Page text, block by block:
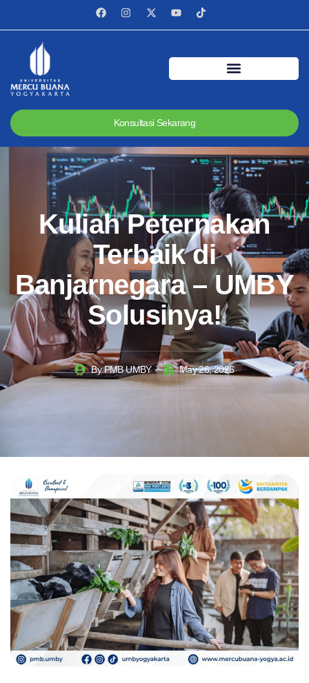
Konsultasi Sekarang
Kuliah Peternakan
Terbaik di
Banjarnegara – UMBY
Solusinya!
ByPMB UMBY May 26, 2026